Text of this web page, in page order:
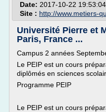
Date: 2017-10-22 19:53:04
Site : http://www.metiers-
Université Pierre et
Paris, France ...
Campus 2 années
Le PEIP est un cours
diplômés en sciences
Programme PEIP
Le PEIP est un cours